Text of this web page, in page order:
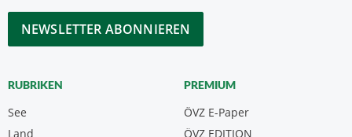
*
CAPTCHA
RUBRIKEN
See
Land
PREMIUM
ÖVZ E-Paper
ÖVZ EDITION